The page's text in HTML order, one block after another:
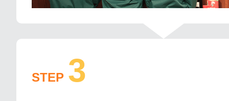
STEP 3